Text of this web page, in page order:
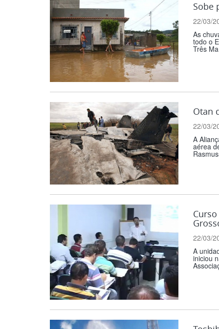
Sobe
22/03/
As
todo o
Três
Otan
22/03/
A
aérea
22/03/
A
iniciou